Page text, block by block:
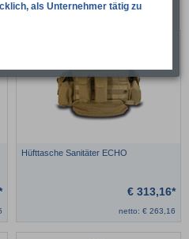
Hüfttasche Sanitäter ECHO
€ 313,16*
netto: € 263,16
als Unternehmer tätig zu